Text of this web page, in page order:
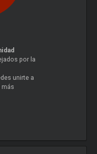
por la
unirte a
más